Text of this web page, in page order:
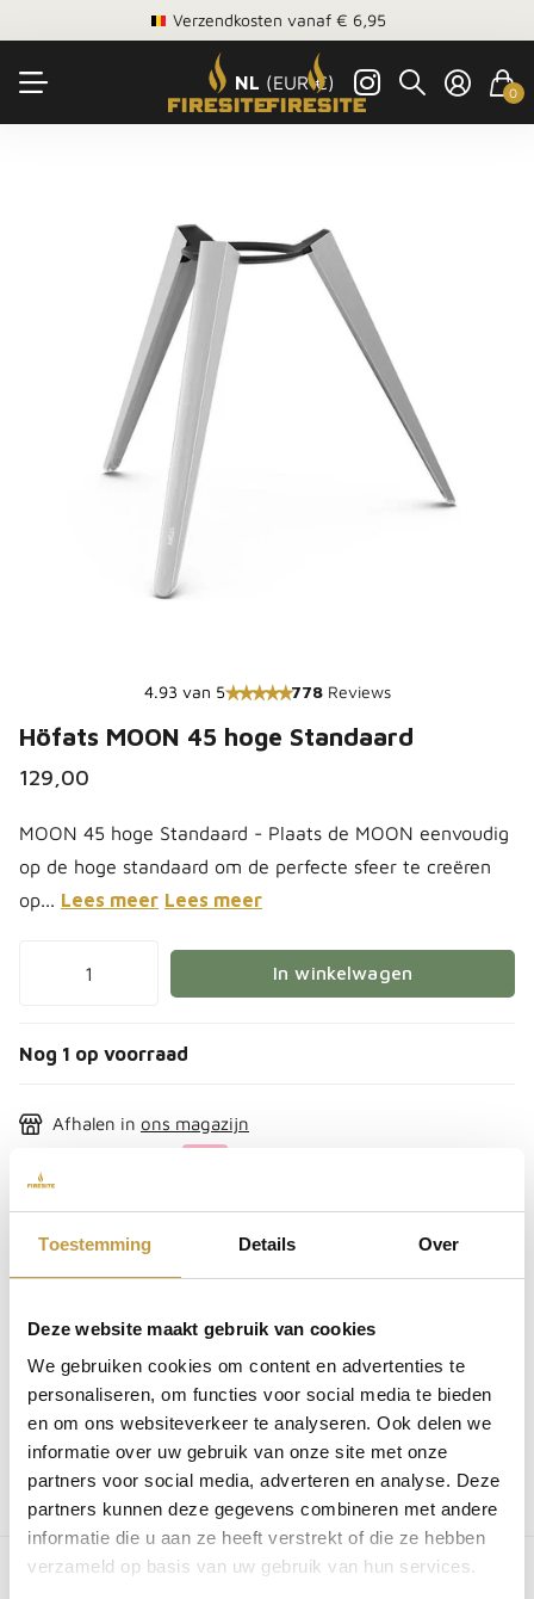
Toestemming Details Over
Deze website maakt gebruik van cookies
We gebruiken cookies om content en advertenties te
personaliseren, om functies voor social media te bieden
en om ons websiteverkeer te analyseren. Ook delen we
informatie over uw gebruik van onze site met onze
partners voor social media, adverteren en analyse. Deze
partners kunnen deze gegevens combineren met andere
informatie die u aan ze heeft verstrekt of die ze hebben
verzameld op basis van uw gebruik van hun services.
Verzendkosten vanaf € 6,95
NL (EUR €) 0
4.93 van 5 778 Reviews
Höfats MOON 45 hoge Standaard
129,00
MOON 45 hoge Standaard - Plaats de MOON eenvoudig
op de hoge standaard om de perfecte sfeer te creëren
op... Lees meer Lees meer
In winkelwagen
Nog 1 op voorraad
Afhalen in ons magazijn
Gratis verzending vanaf € 50,-
Bestel direct mee
SKU:00719
EAN:4064251007191
You may also like
You may also like